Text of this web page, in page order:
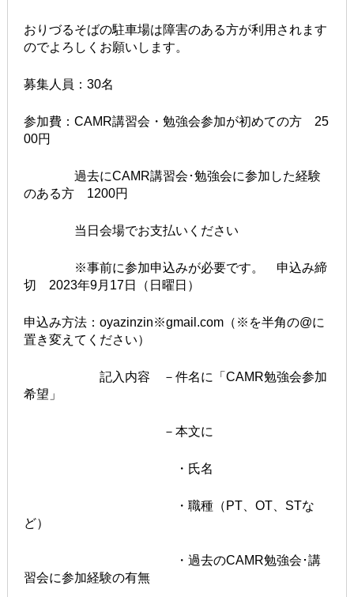
おりづるそばの駐車場は障害のある方が利用されます
のでよろしくお願いします。
募集人員：30名
参加費：CAMR講習会・勉強会参加が初めての方 25
00円
過去にCAMR講習会･勉強会に参加した経験
のある方 1200円
当日会場でお支払いください
※事前に参加申込みが必要です。 申込み締
切 2023年9月17日（日曜日）
申込み方法：oyazinzin※gmail.com（※を半角の@に
置き変えてください）
記入内容 －件名に「CAMR勉強会参加
希望」
－本文に
・氏名
・職種（PT、OT、STな
ど）
・過去のCAMR勉強会･講
習会に参加経験の有無